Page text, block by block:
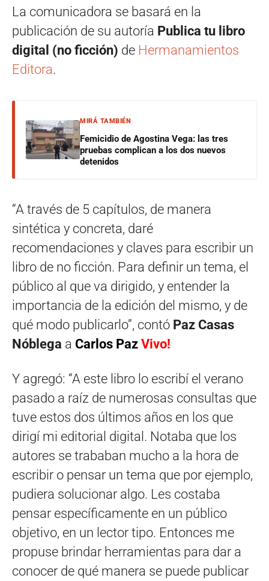
La comunicadora se basará en la
publicación de su autoría Publica tu libro
digital (no ficción) de Hermanamientos
Editora.
MIRÁ TAMBIÉN
Femicidio de Agostina Vega: las tres
pruebas complican a los dos nuevos
detenidos
“A través de 5 capítulos, de manera
sintética y concreta, daré
recomendaciones y claves para escribir un
libro de no ficción. Para definir un tema, el
público al que va dirigido, y entender la
importancia de la edición del mismo, y de
qué modo publicarlo”, contó Paz Casas
Nóblega a Carlos Paz Vivo!
Y agregó: “A este libro lo escribí el verano
pasado a raíz de numerosas consultas que
tuve estos dos últimos años en los que
dirigí mi editorial digital. Notaba que los
autores se trababan mucho a la hora de
escribir o pensar un tema que por ejemplo,
pudiera solucionar algo. Les costaba
pensar específicamente en un público
objetivo, en un lector tipo. Entonces me
propuse brindar herramientas para dar a
conocer de qué manera se puede publicar